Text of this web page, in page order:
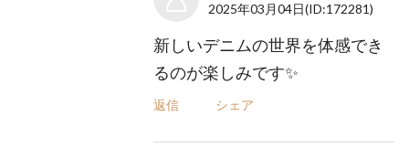
2025年03月04日(ID:172281)
新しいデニムの世界を体感でき
るのが楽しみです✨
返信 シェア